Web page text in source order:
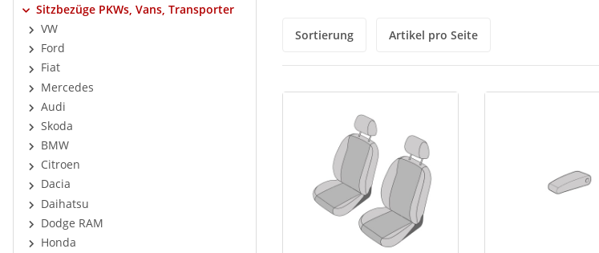
Sortierung Artikel pro Seite
Sitzbezüge PKWs, Vans, Transporter
VW
Ford
Fiat
Mercedes
Audi
Skoda
BMW
Citroen
Dacia
Daihatsu
Dodge RAM
Honda